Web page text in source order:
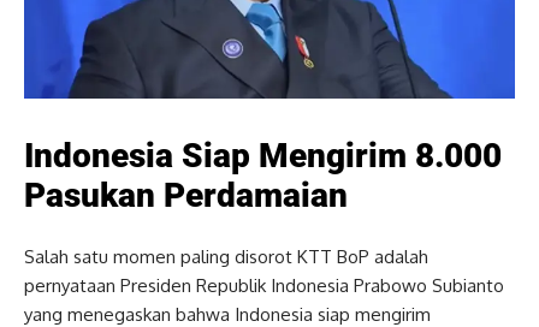
Indonesia Siap Mengirim 8.000
Pasukan Perdamaian
Salah satu momen paling disorot KTT BoP adalah
pernyataan Presiden Republik Indonesia Prabowo Subianto
yang menegaskan bahwa Indonesia siap mengirim